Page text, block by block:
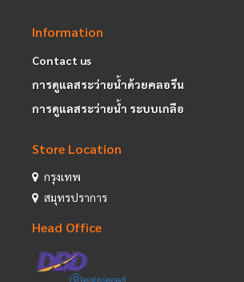
Information
Contact us
การดูแลสระว่ายน้ำด้วยคลอรีน
การดูแลสระว่ายน้ำ ระบบเกลือ
Store Location
กรุงเทพ
สมุทรปราการ
Head Office